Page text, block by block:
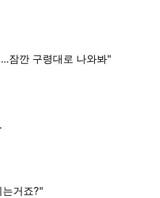
잠깐 구령대로 나와봐"
거죠?"